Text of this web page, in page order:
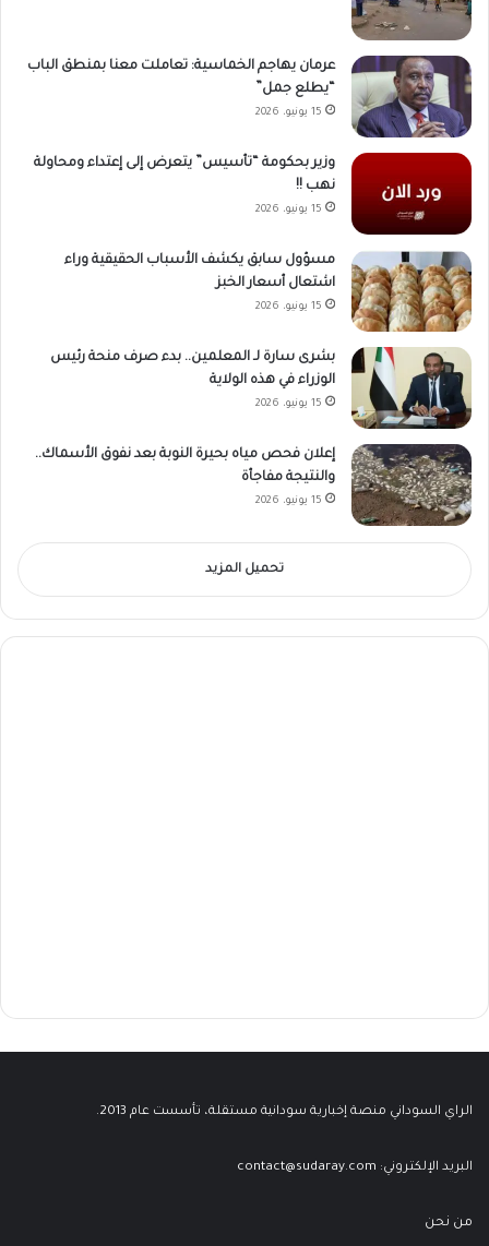
عرمان يهاجم الخماسية: تعاملت معنا بمنطق الباب
“يطلع جمل”
15 يونيو، 2026
وزير بحكومة “تأسيس” يتعرض إلى إعتداء ومحاولة
نهب !!
15 يونيو، 2026
مسؤول سابق يكشف الأسباب الحقيقية وراء
اشتعال أسعار الخبز
15 يونيو، 2026
بشرى سارة لـ المعلمين.. بدء صرف منحة رئيس
الوزراء في هذه الولاية
15 يونيو، 2026
إعلان فحص مياه بحيرة النوبة بعد نفوق الأسماك..
والنتيجة مفاجأة
15 يونيو، 2026
تحميل المزيد
الراي السوداني منصة إخبارية سودانية مستقلة، تأسست عام 2013.
البريد الإلكتروني: contact@sudaray.com
من نحن